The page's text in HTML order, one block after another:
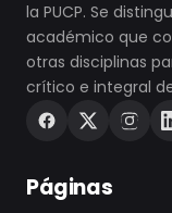
la PUCP. Se
académico que
otras disciplinas
crítico e integral
Páginas